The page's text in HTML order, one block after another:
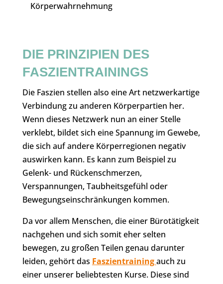
Körperwahrnehmung
DIE PRINZIPIEN DES
FASZIENTRAININGS
Die Faszien stellen also eine Art netzwerkartige
Verbindung zu anderen Körperpartien her.
Wenn dieses Netzwerk nun an einer Stelle
verklebt, bildet sich eine Spannung im Gewebe,
die sich auf andere Körperregionen negativ
auswirken kann. Es kann zum Beispiel zu
Gelenk- und Rückenschmerzen,
Verspannungen, Taubheitsgefühl oder
Bewegungseinschränkungen kommen.
Da vor allem Menschen, die einer Bürotätigkeit
nachgehen und sich somit eher selten
bewegen, zu großen Teilen genau darunter
leiden, gehört das Faszientrainingauch zu
einer unserer beliebtesten Kurse. Diese sind